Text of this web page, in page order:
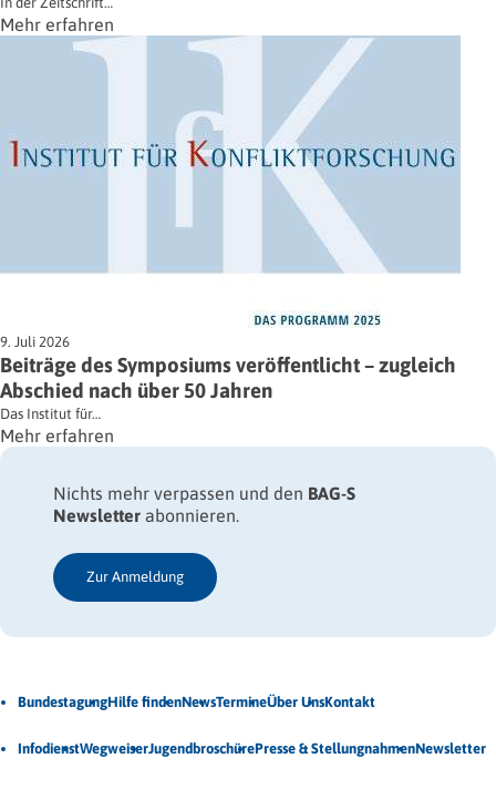
Mehr erfahren
9. Juli 2026
Beiträge des Symposiums veröffentlicht – zugleich
Abschied nach über 50 Jahren
Das Institut für…
Mehr erfahren
Nichts mehr verpassen und den BAG-S
Newsletter abonnieren.
Zur Anmeldung
BundestagungHilfe findenNewsTermineÜber UnsKontakt
InfodienstWegweiserJugendbroschürePresse & StellungnahmenNewsletter